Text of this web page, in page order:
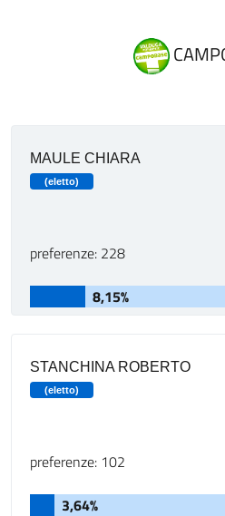
MAULE CHIARA
(eletto)
preferenze: 228
8,15%
STANCHINA ROBERTO
(eletto)
preferenze: 102
3,64%